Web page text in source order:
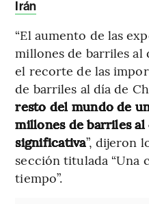
Irán
“El aumento de las
millones de barriles al
el recorte de las
de barriles al día de
resto del mundo de
millones de barriles
significativa”, dijeron
sección titulada “Una
tiempo”.